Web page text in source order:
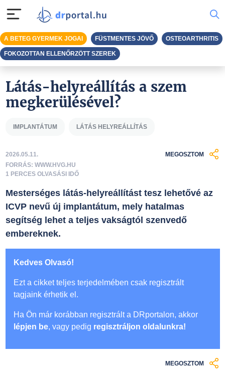
Látás-helyreállítás a szem
megkerülésével?
IMPLANTÁTUM LÁTÁS HELYREÁLLÍTÁS
2026.05.11.
FORRÁS: WWW.HVG.HU
1 PERCES OLVASÁSI IDŐ
MEGOSZTOM
Mesterséges látás-helyreállítást tesz lehetővé az
ICVP nevű új implantátum, mely hatalmas
segítség lehet a teljes vakságtól szenvedő
embereknek.
Kedves Olvasó!
Ezt a cikket teljes terjedelmében csak regisztrált
tagjaink érhetik el.
Ha Ön már korábban regisztrált a DRportalon, akkor
lépjen be, vagy pedig regisztráljon oldalunkra!
MEGOSZTOM
A BETEG GYERMEK JOGAI FÜSTMENTES JÖVŐ OSTEOARTHRITIS
FOKOZOTTAN ELLENŐRZÖTT SZEREK